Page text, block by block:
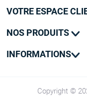
VOTRE ESPACE
Mes adresses
NOS PRODUITS
Nouveautés
INFORMATIONS
Copyright ©